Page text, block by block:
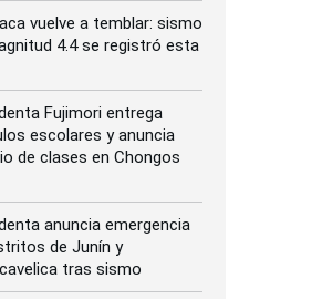
vuelve a temblar: sismo
4.4 se registró esta
Fujimori entrega
escolares y anuncia
de clases en Chongos
anuncia emergencia
de Junín y
tras sismo